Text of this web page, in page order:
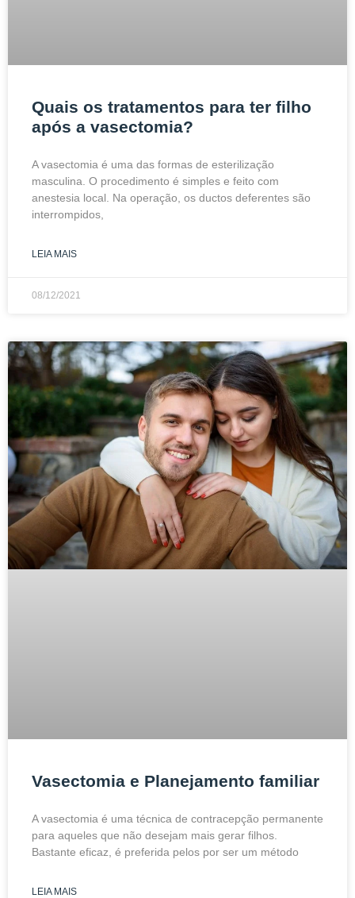
Quais os tratamentos para ter filho
após a vasectomia?
A vasectomia é uma das formas de esterilização
masculina. O procedimento é simples e feito com
anestesia local. Na operação, os ductos deferentes são
interrompidos,
LEIA MAIS
08/12/2021
Vasectomia e Planejamento familiar
A vasectomia é uma técnica de contracepção permanente
para aqueles que não desejam mais gerar filhos.
Bastante eficaz, é preferida pelos por ser um método
LEIA MAIS